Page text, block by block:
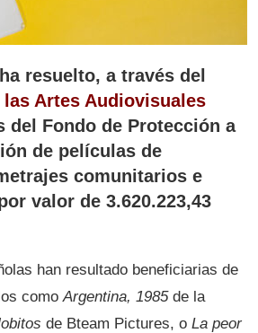
ha resuelto, a través del
Artes Audiovisuales
del Fondo de Protección a
de películas de
comunitarios e
valor de 3.620.223,43
han resultado beneficiarias de
como Argentina, 1985de la
de Bteam Pictures, o La peor